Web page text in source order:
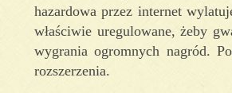
hazardowa przez internet
właściwie uregulowane, żeby
wygrania ogromnych nagród.
rozszerzenia.